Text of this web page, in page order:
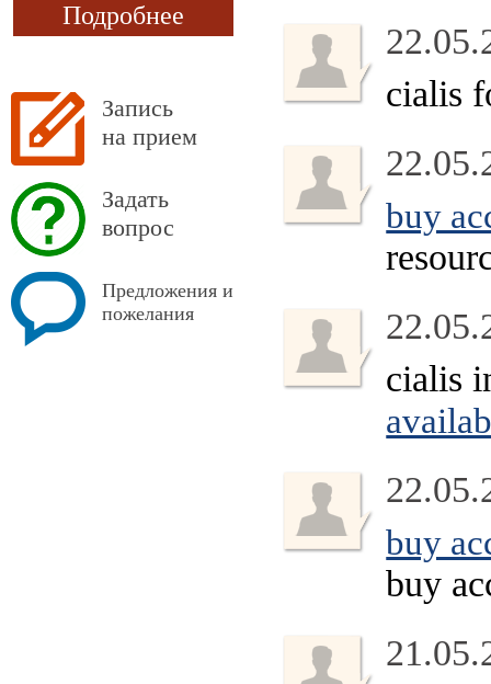
Подробнее
Запись
на прием
Задать
вопрос
Предложения и
пожелания
cialis
buy
cialis
buy
buy